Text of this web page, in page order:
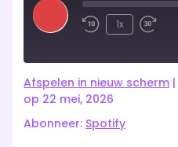
Play
Rewind
1x
Spotify
RSS FEED
DELEN
Afspelen in nieuw scherm |
op 22 mei, 2026
Abonneer: Spotify